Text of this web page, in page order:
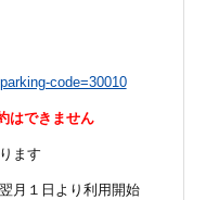
code=30010
はできません
ます
月１日より利用開始